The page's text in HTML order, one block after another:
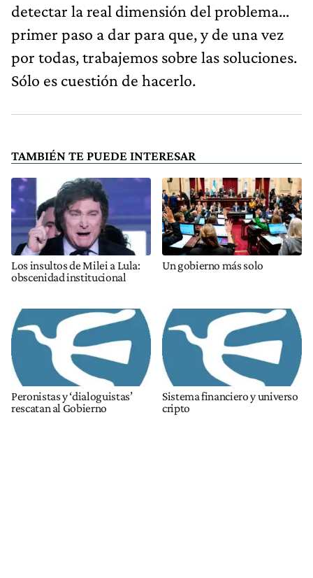
detectar la real dimensión del problema…
primer paso a dar para que, y de una vez
por todas, trabajemos sobre las soluciones.
Sólo es cuestión de hacerlo.
TAMBIÉN TE PUEDE INTERESAR
Los insultos de Milei a Lula:
obscenidad institucional
Un gobierno más solo
Peronistas y ‘dialoguistas’
rescatan al Gobierno
Sistema financiero y universo
cripto